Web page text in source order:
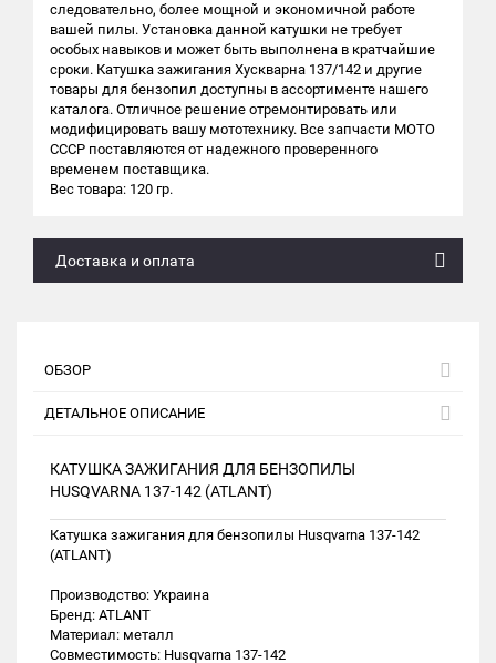
следовательно, более мощной и экономичной работе
вашей пилы. Установка данной катушки не требует
особых навыков и может быть выполнена в кратчайшие
сроки. Катушка зажигания Хускварна 137/142 и другие
товары для бензопил доступны в ассортименте нашего
каталога. Отличное решение отремонтировать или
модифицировать вашу мототехнику. Все запчасти МОТО
СССР поставляются от надежного проверенного
временем поставщика.
Вес товара: 120 гр.
Доставка и оплата
ОБЗОР
ДЕТАЛЬНОЕ ОПИСАНИЕ
КАТУШКА ЗАЖИГАНИЯ ДЛЯ БЕНЗОПИЛЫ
HUSQVARNA 137-142 (ATLANT)
Катушка зажигания для бензопилы Husqvarna 137-142
(ATLANT)
Производство: Украина
Бренд: ATLANT
Материал: металл
Совместимость: Husqvarna 137-142